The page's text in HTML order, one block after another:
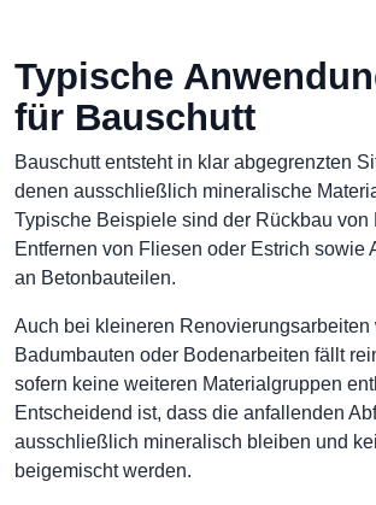
Typische
für Bauschutt
Bauschutt entsteht in klar abgegrenzten
denen ausschließlich mineralische
Typische Beispiele sind der Rückbau von
Entfernen von Fliesen oder Estrich sowie
an Betonbauteilen.
Auch bei kleineren Renovierungsarbeiten
Badumbauten oder Bodenarbeiten fällt
sofern keine weiteren Materialgruppen
Entscheidend ist, dass die anfallenden
ausschließlich mineralisch bleiben und
beigemischt werden.